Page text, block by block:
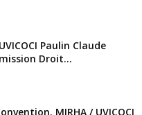
Paulin Claude
Droit...
MIRHA / UVICOCI